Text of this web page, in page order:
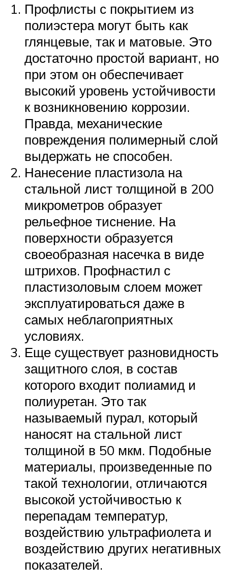
Профлисты с покрытием из
полиэстера могут быть как
глянцевые, так и матовые. Это
достаточно простой вариант, но
при этом он обеспечивает
высокий уровень устойчивости
к возникновению коррозии.
Правда, механические
повреждения полимерный слой
выдержать не способен.
Нанесение пластизола на
стальной лист толщиной в 200
микрометров образует
рельефное тиснение. На
поверхности образуется
своеобразная насечка в виде
штрихов. Профнастил с
пластизоловым слоем может
эксплуатироваться даже в
самых неблагоприятных
условиях.
Еще существует разновидность
защитного слоя, в состав
которого входит полиамид и
полиуретан. Это так
называемый пурал, который
наносят на стальной лист
толщиной в 50 мкм. Подобные
материалы, произведенные по
такой технологии, отличаются
высокой устойчивостью к
перепадам температур,
воздействию ультрафиолета и
воздействию других негативных
показателей.